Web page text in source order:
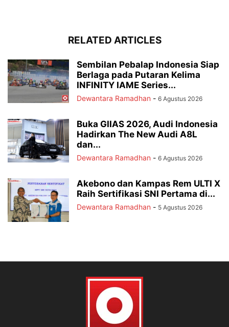
RELATED ARTICLES
Sembilan Pebalap Indonesia Siap
Berlaga pada Putaran Kelima
INFINITY IAME Series...
Dewantara Ramadhan - 6 Agustus 2026
Buka GIIAS 2026, Audi Indonesia
Hadirkan The New Audi A8L
dan...
Dewantara Ramadhan - 6 Agustus 2026
Akebono dan Kampas Rem ULTI X
Raih Sertifikasi SNI Pertama di...
Dewantara Ramadhan - 5 Agustus 2026